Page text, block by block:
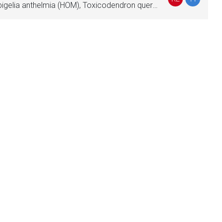
Citrullus colocynthis (HOM), Spigelia anthelmia (HOM), Toxicodendron quercifolium (HOM)